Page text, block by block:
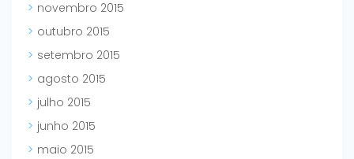
novembro 2015
outubro 2015
setembro 2015
agosto 2015
julho 2015
junho 2015
maio 2015